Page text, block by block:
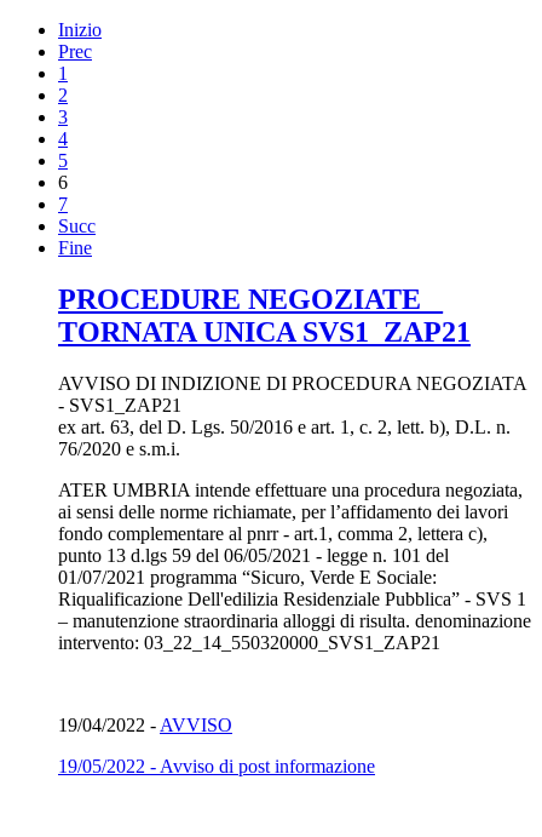
Inizio
Prec
1
2
3
4
5
6
7
Succ
Fine
PROCEDURE NEGOZIATE _
TORNATA UNICA SVS1_ZAP21
AVVISO DI INDIZIONE DI PROCEDURA NEGOZIATA
- SVS1_ZAP21
ex art. 63, del D. Lgs. 50/2016 e art. 1, c. 2, lett. b), D.L. n.
76/2020 e s.m.i.
ATER UMBRIA intende effettuare una procedura negoziata,
ai sensi delle norme richiamate, per l’affidamento dei lavori
fondo complementare al pnrr - art.1, comma 2, lettera c),
punto 13 d.lgs 59 del 06/05/2021 - legge n. 101 del
01/07/2021 programma “Sicuro, Verde E Sociale:
Riqualificazione Dell'edilizia Residenziale Pubblica” - SVS 1
– manutenzione straordinaria alloggi di risulta. denominazione
intervento: 03_22_14_550320000_SVS1_ZAP21
19/04/2022 - AVVISO
19/05/2022 - Avviso di post informazione